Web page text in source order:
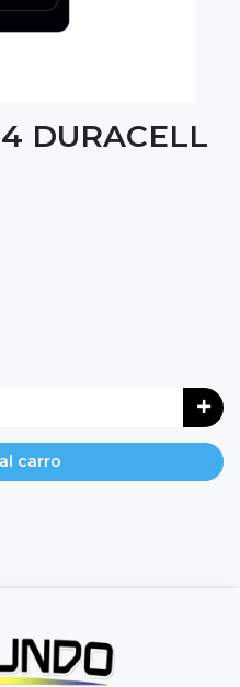
DURACELL
carro